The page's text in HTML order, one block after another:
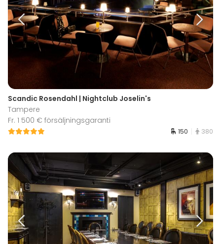
Scandic Rosendahl | Nightclub Joselin's
Tampere
Fr. 1 500 € försäljningsgaranti
150 380